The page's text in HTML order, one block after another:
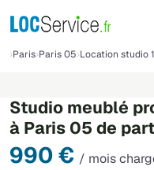
Paris Paris 05 Location studio
Studio meublé
à Paris 05 de
990 € / mois
Loué